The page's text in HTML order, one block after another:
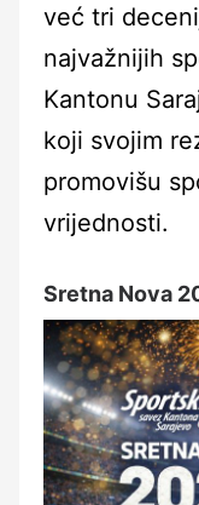
već tri
najvažnijih
Kantonu
koji svojim
promovišu
vrijednosti.
Sretna Nova